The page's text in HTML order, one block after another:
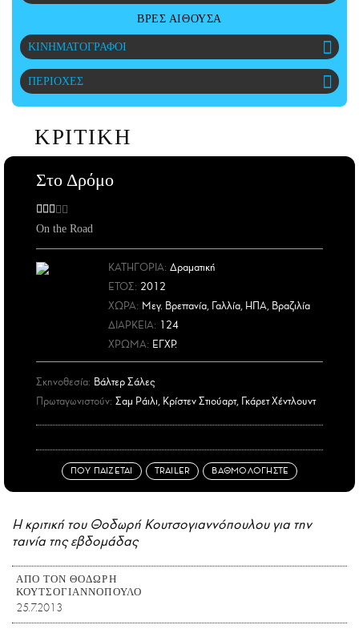
ΑΜΠΑ
PRINT
ΒΡΕΣ ΑΙΘΟΥΣΑ
ΚΙΝΗΜΑΤΟΓΡΑΦΟΙ
ΠΕΡΙΟΧΕΣ
ΚΡΙΤΙΚΗ
Στο Δρόμο
On the Road
ΚΑΤΗΓΟΡΙΑ: Δραματική
ΕΤΟΣ: 2012
ΧΩΡΑ: Μεγ. Βρεττανία, Γαλλία, ΗΠΑ, Βραζιλία
ΔΙΑΡΚΕΙΑ: 124
ΧΡΩΜΑ: ΕΓΧΡ.
Σκηνοθεσία: Βάλτερ Σάλες
Πρωταγωνιστούν: Σαμ Ράιλι, Κρίστεν Στιούαρτ, Γκάρετ Χέντλουντ
ΠΟΥ ΠΑΙΖΕΤΑΙ TRAILER ΒΑΘΜΟΛΟΓΗΣΤΕ
Η κριτική του Θοδωρή Κουτσογιαννόπουλου για την
ταινία της εβδομάδας
ΑΠΟ ΤΟΝ ΘΟΔΩΡΗ
ΚΟΥΤΣΟΓΙΑΝΝΟΠΟΥΛΟ
25.7.2013